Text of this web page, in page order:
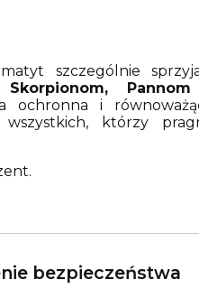
szczególnie
Skorpionom,
ochronna i
którzy
bezpieczeństwa